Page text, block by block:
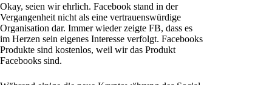
Okay, seien wir ehrlich. Facebook stand in der
Vergangenheit nicht als eine vertrauenswürdige
Organisation dar. Immer wieder zeigte FB, dass es
im Herzen sein eigenes Interesse verfolgt. Facebooks
Produkte sind kostenlos, weil wir das Produkt
Facebooks sind.